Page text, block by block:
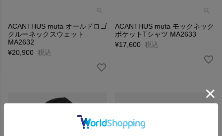
ACANTHUS muta オールドロゴ
クルーネックスウェット
MA2632
¥20,900 税込
ACANTHUS muta モックネック
ポケットTシャツ MA2633
¥17,600 税込